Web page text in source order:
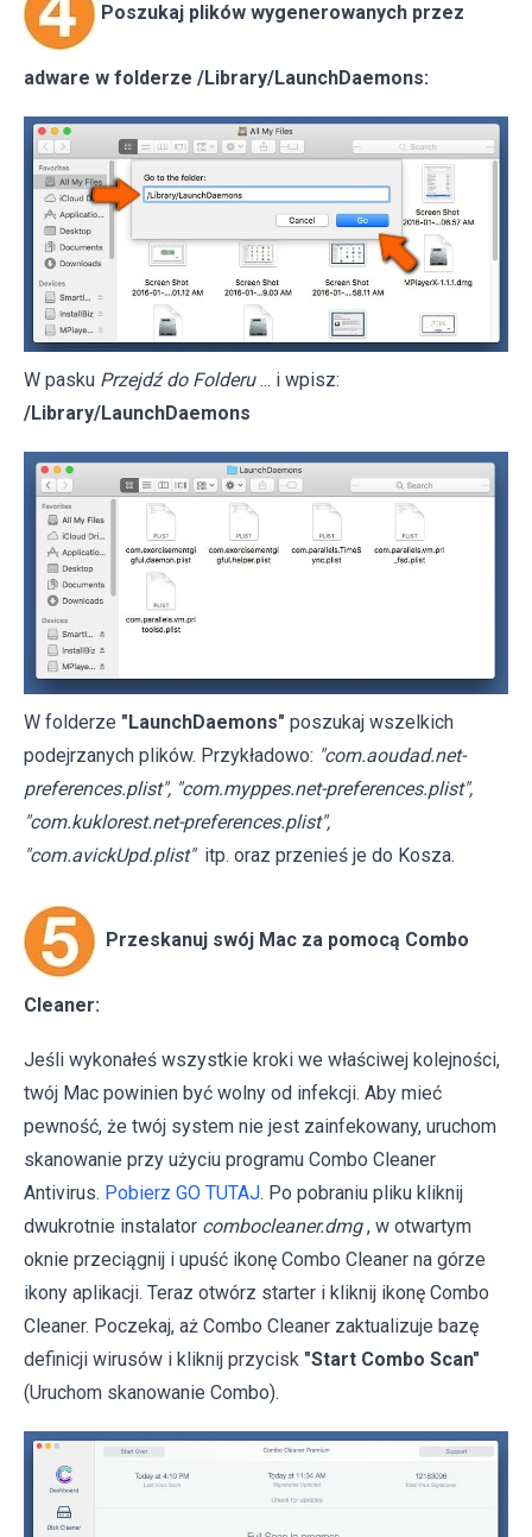
Poszukaj plików wygenerowanych przez
adware w folderze /Library/LaunchDaemons:
W pasku Przejdź do Folderu ... i wpisz:
/Library/LaunchDaemons
W folderze "LaunchDaemons" poszukaj wszelkich
podejrzanych plików. Przykładowo: "com.aoudad.net-
preferences.plist", "com.myppes.net-preferences.plist",
"com.kuklorest.net-preferences.plist",
"com.avickUpd.plist" itp. oraz przenieś je do Kosza.
Przeskanuj swój Mac za pomocą Combo
Cleaner:
Jeśli wykonałeś wszystkie kroki we właściwej kolejności,
twój Mac powinien być wolny od infekcji. Aby mieć
pewność, że twój system nie jest zainfekowany, uruchom
skanowanie przy użyciu programu Combo Cleaner
Antivirus. Pobierz GO TUTAJ. Po pobraniu pliku kliknij
dwukrotnie instalator combocleaner.dmg , w otwartym
oknie przeciągnij i upuść ikonę Combo Cleaner na górze
ikony aplikacji. Teraz otwórz starter i kliknij ikonę Combo
Cleaner. Poczekaj, aż Combo Cleaner zaktualizuje bazę
definicji wirusów i kliknij przycisk "Start Combo Scan"
(Uruchom skanowanie Combo).